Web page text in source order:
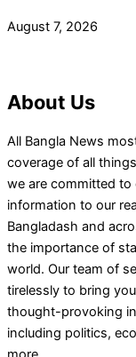
August 7, 2026
About Us
All Bangla News
coverage of all
we are committed to
information to our
Bangladash and
the importance of
world. Our team of
tirelessly to bring
thought-provoking
including politics,